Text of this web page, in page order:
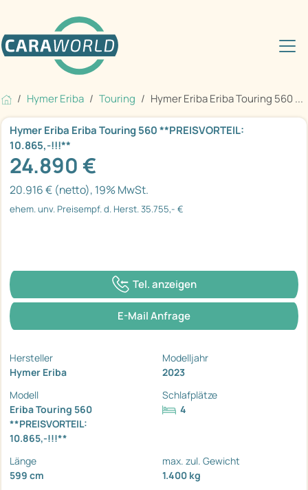
Hymer Eriba Touring Hymer Eriba Eriba Touring 560 ...
Hymer Eriba Eriba Touring 560 **PREISVORTEIL:
10.865,-!!!**
24.890 €
20.916 € (netto), 19% MwSt.
ehem. unv. Preisempf. d. Herst. 35.755,- €
Tel. anzeigen
E-Mail Anfrage
Hersteller
Hymer Eriba
Modelljahr
2023
Modell
Eriba Touring 560
**PREISVORTEIL:
10.865,-!!!**
Schlafplätze
4
Länge
599 cm
max. zul. Gewicht
1.400 kg